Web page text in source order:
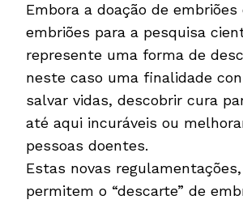
Embora a doação de
embriões para a pesquisa
represente uma forma de
neste caso uma finalidade
salvar vidas, descobrir cura
até aqui incuráveis ou
pessoas doentes.
Estas novas
permitem o “descarte” de